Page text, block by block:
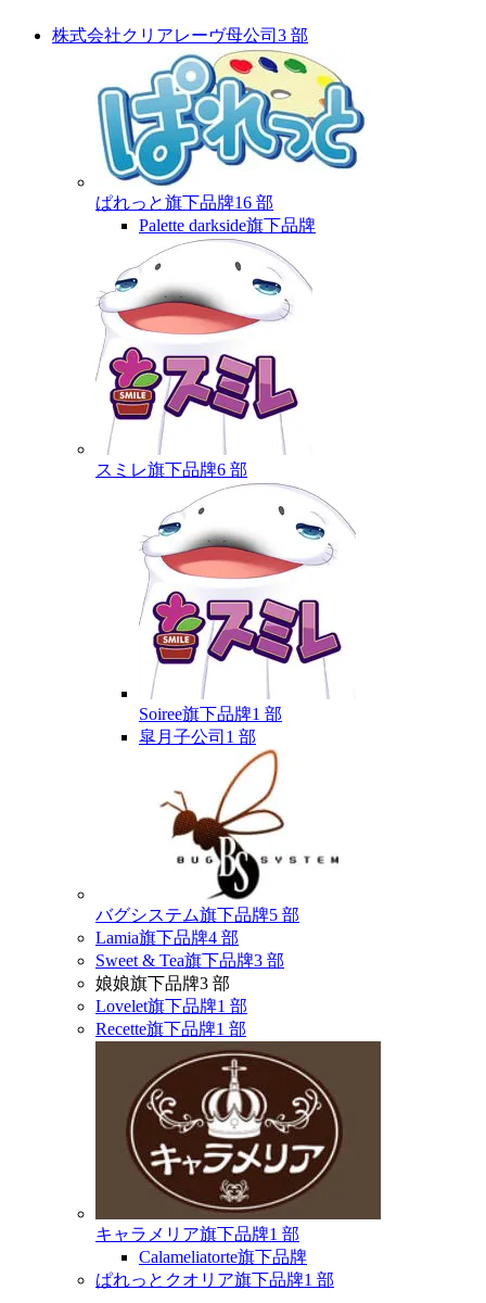
株式会社クリアレーヴ母公司 3 部
ぱれっと旗下品牌16 部
Palette darkside旗下品牌
スミレ旗下品牌6 部
Soiree旗下品牌1 部
皐月 子公司 1 部
バグシステム旗下品牌5 部
Lamia旗下品牌4 部
Sweet & Tea旗下品牌3 部
娘娘旗下品牌3 部
Lovelet旗下品牌1 部
Recette旗下品牌1 部
キャラメリア旗下品牌1 部
Calameliatorte旗下品牌
ぱれっとクオリア旗下品牌1 部